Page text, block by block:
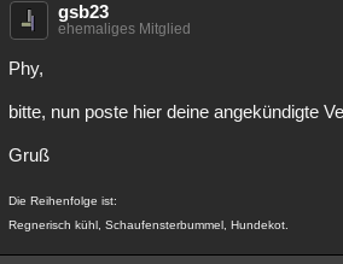
gsb23
ehemaliges Mitglied
Phy,
bitte, nun poste hier deine angekündigte
Gruß
Die Reihenfolge ist:
Regnerisch kühl, Schaufensterbummel, Hundekot.